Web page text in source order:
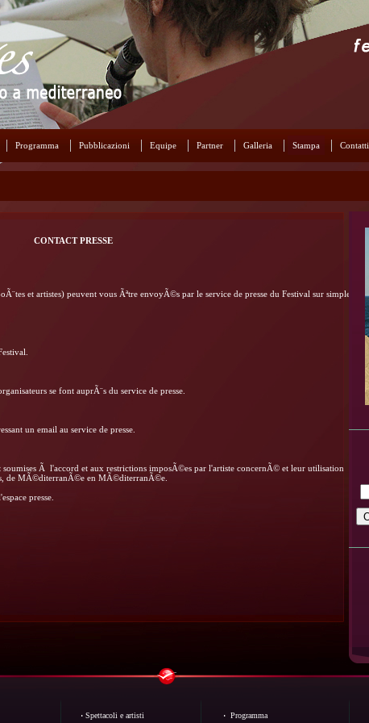
Programma Pubblicazioni Equipe Partner Galleria Stampa Contatti
CONTACT PRESSE
et artistes) peuvent vous Ãªtre envoyÃ©s par le service de presse du Festival sur simple
se font auprÃ¨s du service de presse.
un email au service de presse.
Ã l'accord et aux restrictions imposÃ©es par l'artiste concernÃ© et leur utilisation
de MÃ©diterranÃ©e en MÃ©diterranÃ©e.
presse.
· Spettacoli e artisti · Programma